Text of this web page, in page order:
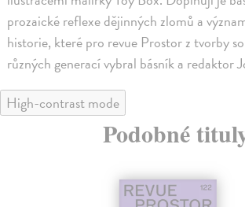
prozaické reflexe dějinných zlomů a
historie, které pro revue Prostor z tvorby
různých generací vybral básník a redaktor
High-contrast mode
Podobné